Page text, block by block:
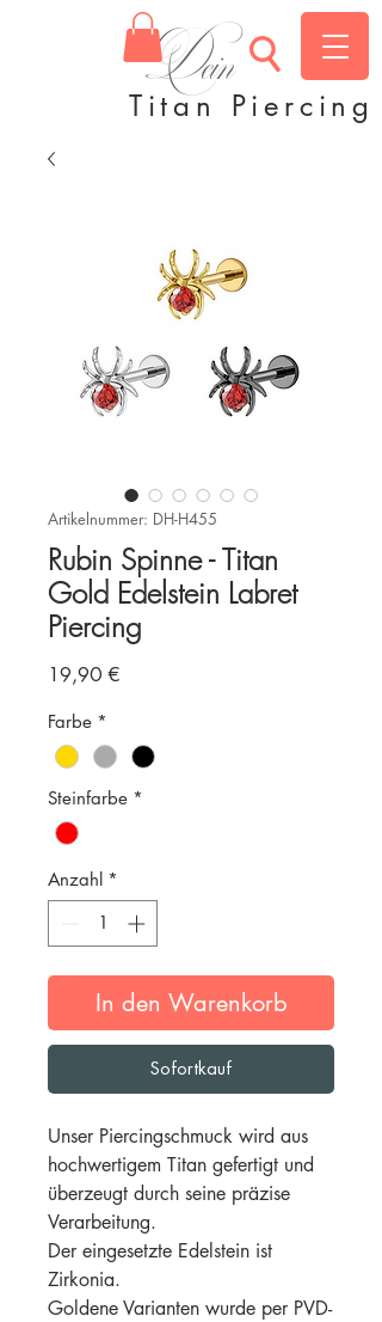
Titan Piercing
Dein
Artikelnummer: DH-H455
Rubin Spinne - Titan
Gold Edelstein Labret
Piercing
19,90 €
Farbe *
Steinfarbe *
Anzahl *
In den Warenkorb
Sofortkauf
Unser Piercingschmuck wird aus
hochwertigem Titan gefertigt und
überzeugt durch seine präzise
Verarbeitung.
Der eingesetzte Edelstein ist
Zirkonia.
Goldene Varianten wurde per PVD-